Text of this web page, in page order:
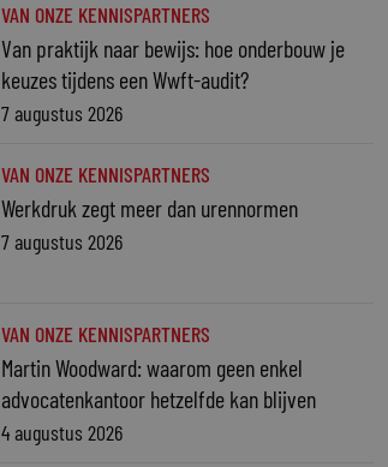
VAN ONZE KENNISPARTNERS
Van praktijk naar bewijs: hoe onderbouw je
keuzes tijdens een Wwft-audit?
7 augustus 2026
VAN ONZE KENNISPARTNERS
Werkdruk zegt meer dan urennormen
7 augustus 2026
VAN ONZE KENNISPARTNERS
Martin Woodward: waarom geen enkel
advocatenkantoor hetzelfde kan blijven
4 augustus 2026